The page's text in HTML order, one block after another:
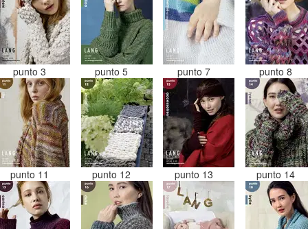
punto 3 punto 5 punto 7 punto 8
punto 11 punto 12 punto 13 punto 14